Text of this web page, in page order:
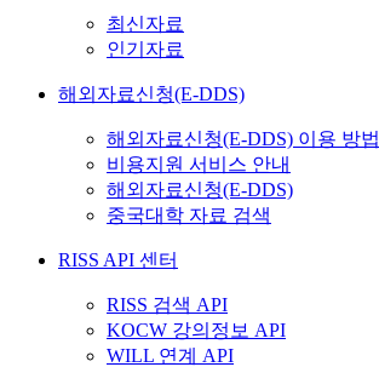
최신자료
인기자료
해외자료신청(E-DDS)
해외자료신청(E-DDS) 이용 방법
비용지원 서비스 안내
해외자료신청(E-DDS)
중국대학 자료 검색
RISS API 센터
RISS 검색 API
KOCW 강의정보 API
WILL 연계 API